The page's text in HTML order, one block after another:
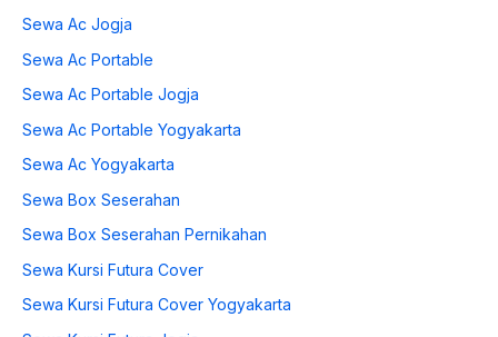
Sewa Ac Jogja
Sewa Ac Portable
Sewa Ac Portable Jogja
Sewa Ac Portable Yogyakarta
Sewa Ac Yogyakarta
Sewa Box Seserahan
Sewa Box Seserahan Pernikahan
Sewa Kursi Futura Cover
Sewa Kursi Futura Cover Yogyakarta